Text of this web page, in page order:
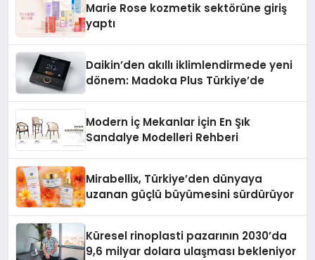
Marie Rose kozmetik sektörüne giriş
yaptı
Daikin’den akıllı iklimlendirmede yeni
dönem: Madoka Plus Türkiye’de
Modern İç Mekanlar İçin En Şık
Sandalye Modelleri Rehberi
Mirabellix, Türkiye’den dünyaya
uzanan güçlü büyümesini sürdürüyor
Küresel rinoplasti pazarının 2030’da
9,6 milyar dolara ulaşması bekleniyor